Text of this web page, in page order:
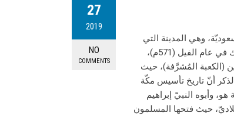
27
2019
NO
COMMENTS
وهي المدينة التي
شَهِدت ميلاد أشرف الخَلْق، ونبيَّ الإسلام محمد -صلّى الله عليه وسلّم-، وكان ذلك في عام الفيل (571م)،
(الكعبة المُشرَّفة)، حيث
أنّ تاريخ تأسيس مكّة
وأبوه النبيّ إبراهيم
حيث فتحها المسلمون